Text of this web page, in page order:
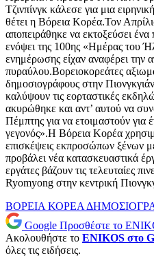
Τζινπίνγκ κάλεσε για μια
θέτει η Βόρεια Κορέα.Τον
αποπειράθηκε να εκτοξεύσει
ενόψει της 100ης «Ημέρας του
ενημέρωσης είχαν αναφέρει την
πυραύλου.Βορειοκορεάτες
δημοσιογράφους στην
καλύψουν τις εορταστικές
ακυρώθηκε και αντ’ αυτού να
Πέμπτης για να ετοιμαστούν για
γεγονός».Η Βόρεια Κορέα
επισκέψεις εκπροσώπων ξένων
προβάλει νέα κατασκευαστικά
εργάτες βάζουν τις τελευταίες
Ryomyong στην κεντρική
ΒΟΡΕΙΑ ΚΟΡΕΑ
Google Προσθέστε το
Ακολουθήστε το ENIKOS στο
όλες τις ειδήσεις.